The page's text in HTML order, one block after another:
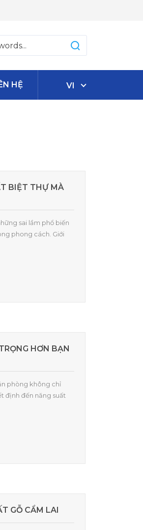
HỆ VI
BIỆT THỰ MÀ
sai lầm phổ biến
phong cách. Giới
HƠN BẠN
phòng không chỉ
định đến năng suất
GỖ CẨM LAI